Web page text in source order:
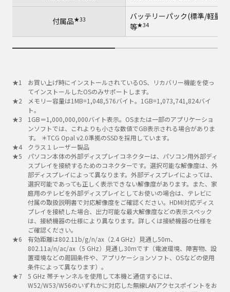
付属品★33
バッテリーパック(標準/軽量
等★34
お買い上げ時にインストールされているOS、リカバリー機能を使っ
てインストールしたOSのみサポートします。
メモリー容量は1MB=1,048,576バイト。1GB=1,073,741,824バイ
ト。
1GB＝1,000,000,000バイト表示。OSまたは一部のアプリケーショ
ンソフトでは、これよりも小さな数値でGB表示される場合がありま
す。 ＊TCG Opal v2.0準拠のSSDを採用しています。
クラス１レーザー製品
パソコン本体の外部ディスプレイコネクターは、パソコン用外部ディ
スプレイを接続するためのコネクターです。選択可能な解像度は、外
部ディスプレイによって異なります。外部ディスプレイによっては、
選択可能であっても正しく表示できない解像度があります。また、家
庭用のテレビを外部ディスプレイとしてお使いの場合は、テレビに
付属の取扱説明書で対応解像度をご確認ください。HDMI対応ディス
プレイを接続した場合、出力可能な最大解像度などの表示スペック
は、接続機器の仕様により異なります。詳しくは接続機器の仕様を
ご確認ください。
有効距離は802.11b/g/n/ax（2.4 GHz）見通し50m、
802.11a/n/ac/ax（5 GHz）見通し30mです（電波環境、障害物、設
置環境などの周囲条件や、アプリケーションソフト、OSなどの使用
条件によって異なります）。
5 GHz 帯チャンネルを使用して本機と通信するには、
W52/W53/W56のいずれかに対応した無線LANアクセスポイントをお